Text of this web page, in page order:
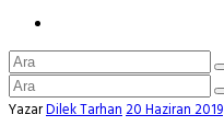
YazarDilek Tarhan20 Haziran 2019